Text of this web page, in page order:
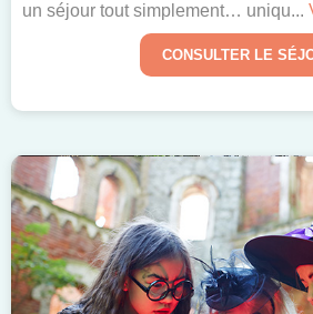
un séjour tout simplement… uniqu...
CONSULTER LE